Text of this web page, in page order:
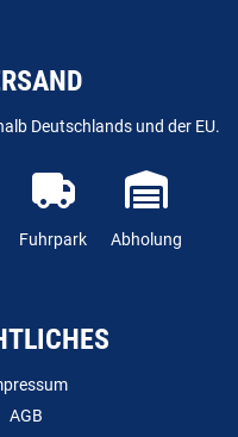
Deutschlands und der EU.
Fuhrpark Abholung
AGB